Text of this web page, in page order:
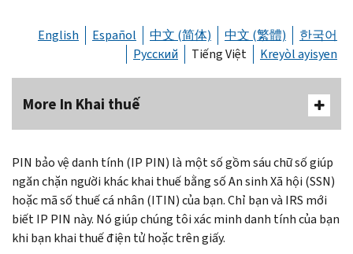
English Español 中文 (简体) 中文 (繁體)
한국어
Русский
Tiếng Việt Kreyòl ayisyen
More In Khai thuế
PIN bảo vệ danh tính (IP PIN) là một số gồm sáu chữ số giúp
ngăn chặn người khác khai thuế bằng số An sinh Xã hội (SSN)
hoặc mã số thuế cá nhân (ITIN) của bạn. Chỉ bạn và IRS mới
biết IP PIN này. Nó giúp chúng tôi xác minh danh tính của bạn
khi bạn khai thuế điện tử hoặc trên giấy.